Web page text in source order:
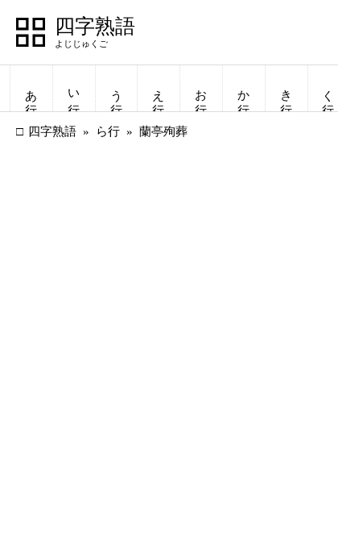
四字熟語
あ行 い行 う行 え行 お行 か行 き行 く行
四字熟語 ら行 蘭亭殉葬